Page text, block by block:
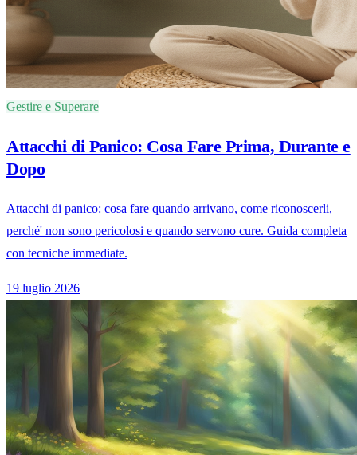
Gestire e Superare
Attacchi di Panico: Cosa Fare Prima, Durante e
Dopo
Attacchi di panico: cosa fare quando arrivano, come riconoscerli,
perché' non sono pericolosi e quando servono cure. Guida completa
con tecniche immediate.
19 luglio 2026